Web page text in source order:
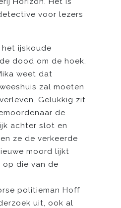
voor lezers
het ijskoude
dood om de hoek.
weet dat
zal moeten
Gelukkig zit
de
achter slot en
ze de verkeerde
moord lijkt
op die van de
politieman Hoff
uit, ook al